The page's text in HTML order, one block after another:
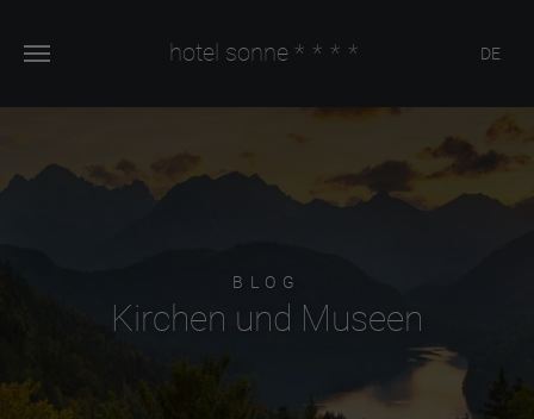
hotel sonne **** DE
BLOG
Kirchen und Museen